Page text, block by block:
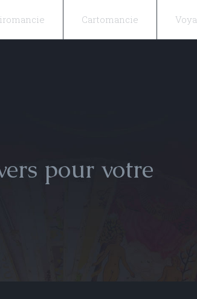
Cartomancie
pour votre